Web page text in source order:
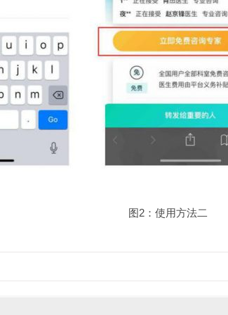
图2：使用方法二